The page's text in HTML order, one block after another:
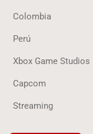
Colombia
Perú
Xbox Game Studios
Capcom
Streaming